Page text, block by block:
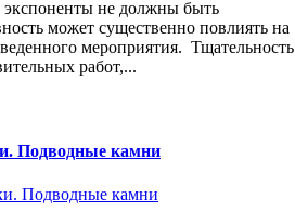
экспоненты не должны быть
может существенно повлиять на
мероприятия. Тщательность
работ,...
Подводные камни